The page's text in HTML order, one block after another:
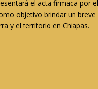
el acta firmada por el
objetivo brindar un breve
y el territorio en Chiapas.